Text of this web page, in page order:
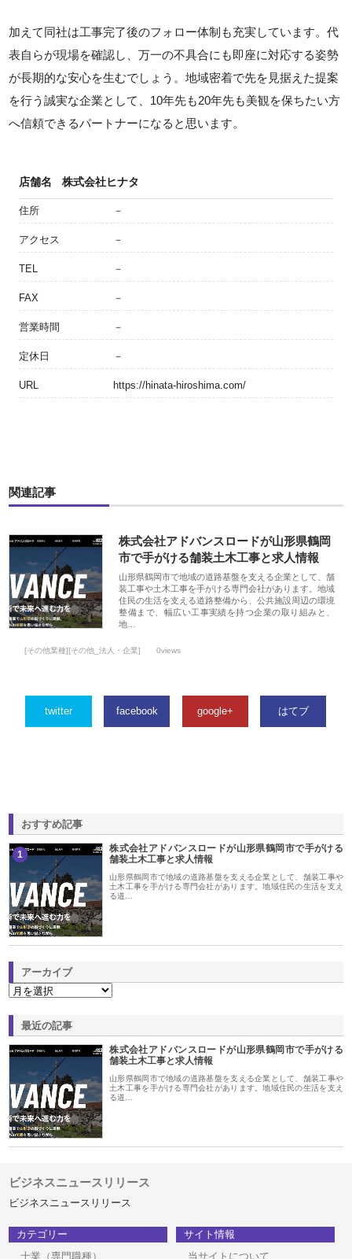
加えて同社は工事完了後のフォロー体制も充実しています。代
表自らが現場を確認し、万一の不具合にも即座に対応する姿勢
が長期的な安心を生むでしょう。地域密着で先を見据えた提案
を行う誠実な企業として、10年先も20年先も美観を保ちたい方
へ信頼できるパートナーになると思います。
店舗名 株式会社ヒナタ
住所 －
アクセス －
TEL －
FAX －
営業時間 －
定休日 －
URL https://hinata-hiroshima.com/
関連記事
株式会社アドバンスロードが山形県鶴岡
市で手がける舗装土木工事と求人情報
山形県鶴岡市で地域の道路基盤を支える企業として、舗
装工事や土木工事を手がける専門会社があります。地域
住民の生活を支える道路整備から、公共施設周辺の環境
整備まで、幅広い工事実績を持つ企業の取り組みと、
地…
[その他業種][その他_法人・企業] 0views
twitter facebook google+ はてブ
おすすめ記事
1
株式会社アドバンスロードが山形県鶴岡市で手がける
舗装土木工事と求人情報
山形県鶴岡市で地域の道路基盤を支える企業として、舗装工事や
土木工事を手がける専門会社があります。地域住民の生活を支え
る道…
アーカイブ
最近の記事
株式会社アドバンスロードが山形県鶴岡市で手がける
舗装土木工事と求人情報
山形県鶴岡市で地域の道路基盤を支える企業として、舗装工事や
土木工事を手がける専門会社があります。地域住民の生活を支え
る道…
ビジネスニュースリリース
ビジネスニュースリリース
カテゴリー
士業（専門職種）
サイト情報
当サイトについて